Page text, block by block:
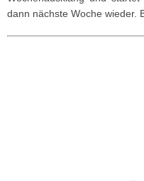
dann nächste Woche wieder.